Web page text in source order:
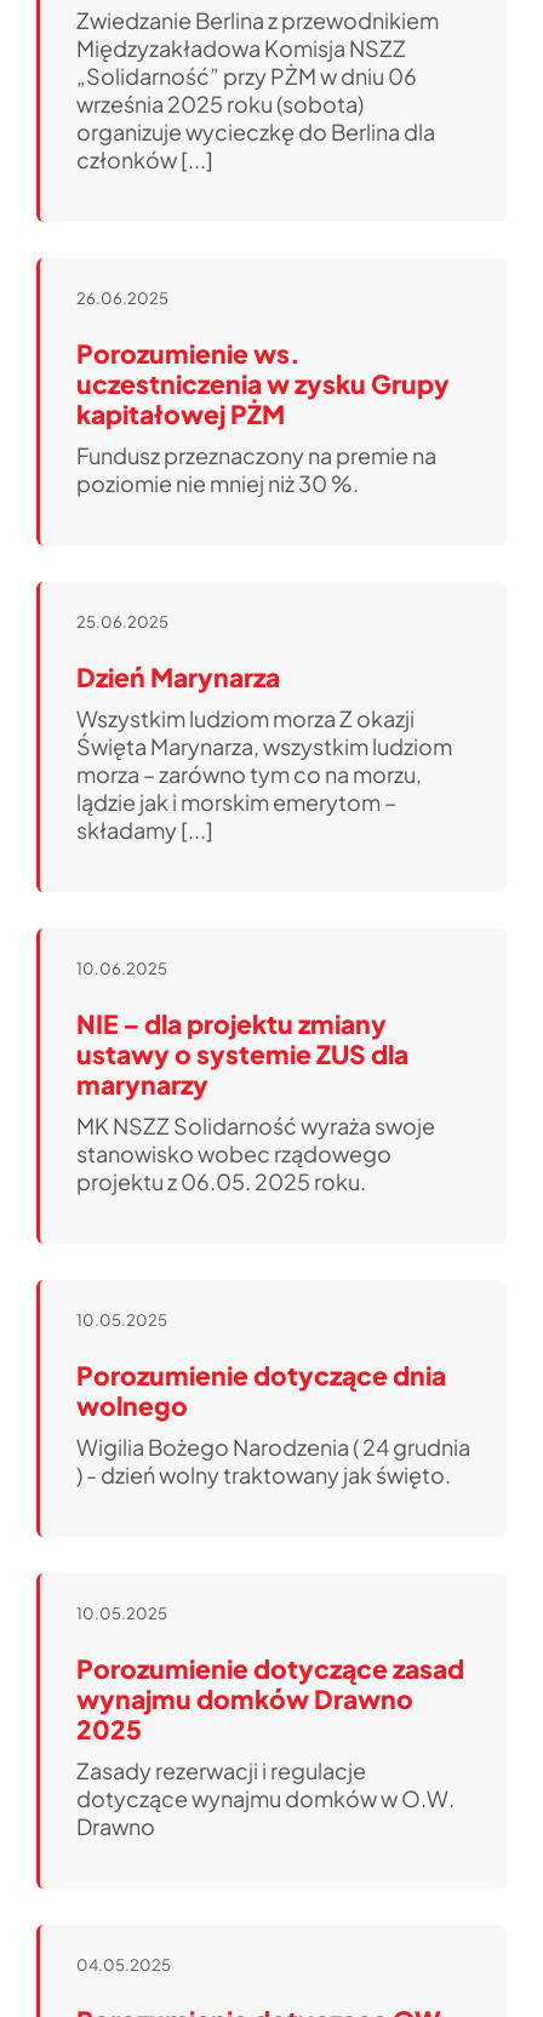
Zwiedzanie Berlina z przewodnikiem
Międzyzakładowa Komisja NSZZ
„Solidarność” przy PŻM w dniu 06
września 2025 roku (sobota)
organizuje wycieczkę do Berlina dla
członków [...]
26.06.2025
Porozumienie ws.
uczestniczenia w zysku Grupy
kapitałowej PŻM
Fundusz przeznaczony na premie na
poziomie nie mniej niż 30 %.
25.06.2025
Dzień Marynarza
Wszystkim ludziom morza Z okazji
Święta Marynarza, wszystkim ludziom
morza – zarówno tym co na morzu,
lądzie jak i morskim emerytom –
składamy [...]
10.06.2025
NIE – dla projektu zmiany
ustawy o systemie ZUS dla
marynarzy
MK NSZZ Solidarność wyraża swoje
stanowisko wobec rządowego
projektu z 06.05. 2025 roku.
10.05.2025
Porozumienie dotyczące dnia
wolnego
Wigilia Bożego Narodzenia ( 24 grudnia
) - dzień wolny traktowany jak święto.
10.05.2025
Porozumienie dotyczące zasad
wynajmu domków Drawno
2025
Zasady rezerwacji i regulacje
dotyczące wynajmu domków w O.W.
Drawno
04.05.2025